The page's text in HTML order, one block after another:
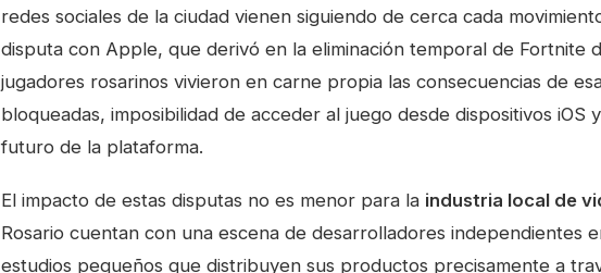
redes sociales de la ciudad vienen siguiendo de cerca cada
disputa con Apple, que derivó en la eliminación temporal de Fortnite
jugadores rosarinos vivieron en carne propia las consecuencias de
bloqueadas, imposibilidad de acceder al juego desde dispositivos iOS
futuro de la plataforma.
El impacto de estas disputas no es menor para la industria local de
Rosario cuentan con una escena de desarrolladores independientes
estudios pequeños que distribuyen sus productos precisamente a